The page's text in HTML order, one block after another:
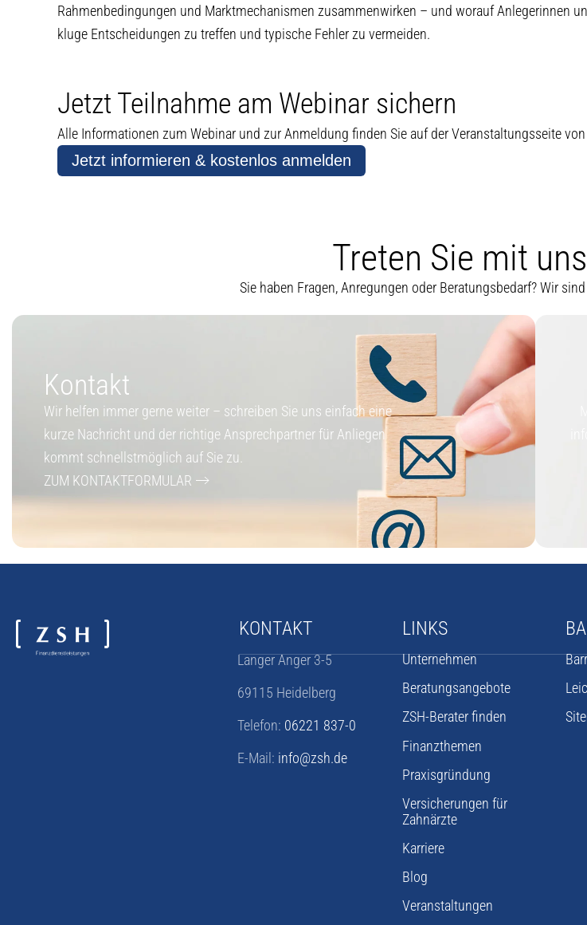
Rahmenbedingungen und Marktmechanismen zusammenwirken – und worauf Anlegerinnen
kluge Entscheidungen zu treffen und typische Fehler zu vermeiden.
Jetzt Teilnahme am Webinar sichern
Alle Informationen zum Webinar und zur Anmeldung finden Sie auf der Veranstaltungsseite
Jetzt informieren & kostenlos anmelden
Treten Sie mit
Sie haben Fragen, Anregungen oder Beratungsbedarf? Wir
Kontakt
Wir helfen immer gerne weiter – schreiben Sie uns einfach eine
kurze Nachricht und der richtige Ansprechpartner für Anliegen
kommt schnellstmöglich auf Sie zu.
ZUM KONTAKTFORMULAR
KONTAKT
Langer Anger 3-5
69115 Heidelberg
Telefon: 06221 837-0
E-Mail: info@zsh.de
LINKS
Unternehmen
Beratungsangebote
ZSH-Berater finden
Finanzthemen
Praxisgründung
Versicherungen für
Zahnärzte
Karriere
Blog
Veranstaltungen